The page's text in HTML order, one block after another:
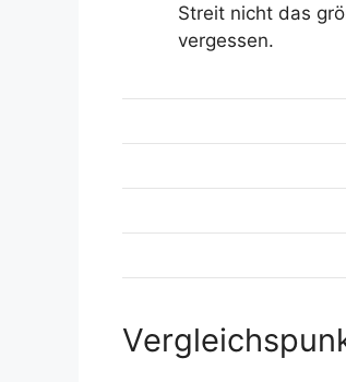
Streit nicht das
vergessen.